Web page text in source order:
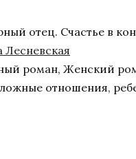
отец. Счастье в
Лесневская
роман, Женский
отношения,